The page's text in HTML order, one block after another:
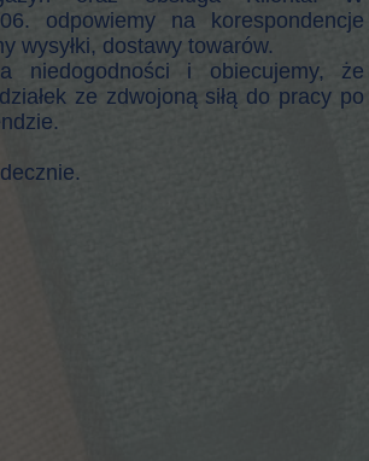
odpowiemy na korespondencje
wysyłki, dostawy towarów.
niedogodności i obiecujemy, że
ze zdwojoną siłą do pracy po